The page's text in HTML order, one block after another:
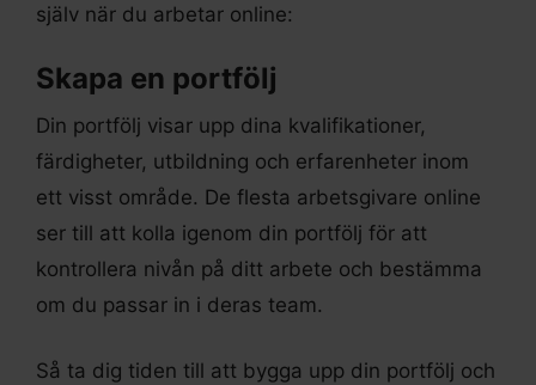
själv när du arbetar online:
Skapa en portfölj
Din portfölj visar upp dina kvalifikationer,
färdigheter, utbildning och erfarenheter inom
ett visst område. De flesta arbetsgivare online
ser till att kolla igenom din portfölj för att
kontrollera nivån på ditt arbete och bestämma
om du passar in i deras team.
Så ta dig tiden till att bygga upp din portfölj och